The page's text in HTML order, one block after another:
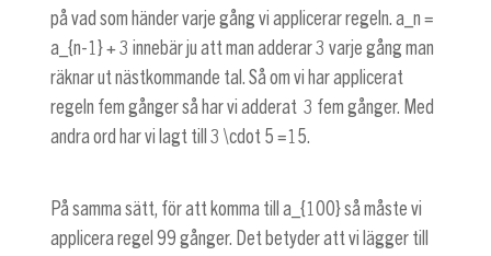
på vad som händer varje gång vi applicerar regeln. a_n =
a_{n-1} + 3 innebär ju att man adderar 3 varje gång man
räknar ut nästkommande tal. Så om vi har applicerat
regeln fem gånger så har vi adderat 3 fem gånger. Med
andra ord har vi lagt till 3 \cdot 5 =15.
På samma sätt, för att komma till a_{100}så måste vi
applicera regel 99 gånger. Det betyder att vi lägger till